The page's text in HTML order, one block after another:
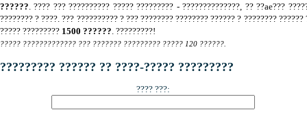
??????. ???? ??? ?????????? ????? ????????? - ??????????????, ?? ??ae???
???????? ? ????. ??? ?????????? ? ??? ???????? ???????? ?????? ? ???????? ??????
????? ????????? 1500 ??????. ?????????!
????? ????????????? ??? ??????? ????????? ????? 120 ??????.
????????? ?????? ?? ????-????? ?????????
???? ???: